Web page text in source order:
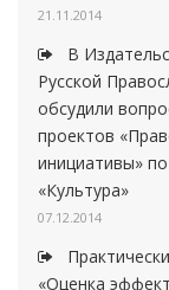
21.11.2014
В
Русской
обсудили
проектов
инициативы»
«Культура»
07.12.2014
«Оценка